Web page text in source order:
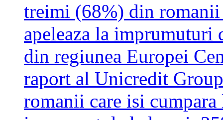
treimi (68%) din
apeleaza la imprumuturi
din regiunea Europei
raport al Unicredit
romanii care isi